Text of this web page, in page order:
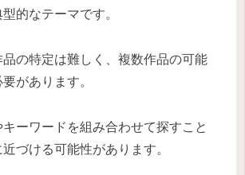
的なテーマです。
の特定は難しく、複数作品の可能
があります。
ーワードを組み合わせて探すこと
づける可能性があります。